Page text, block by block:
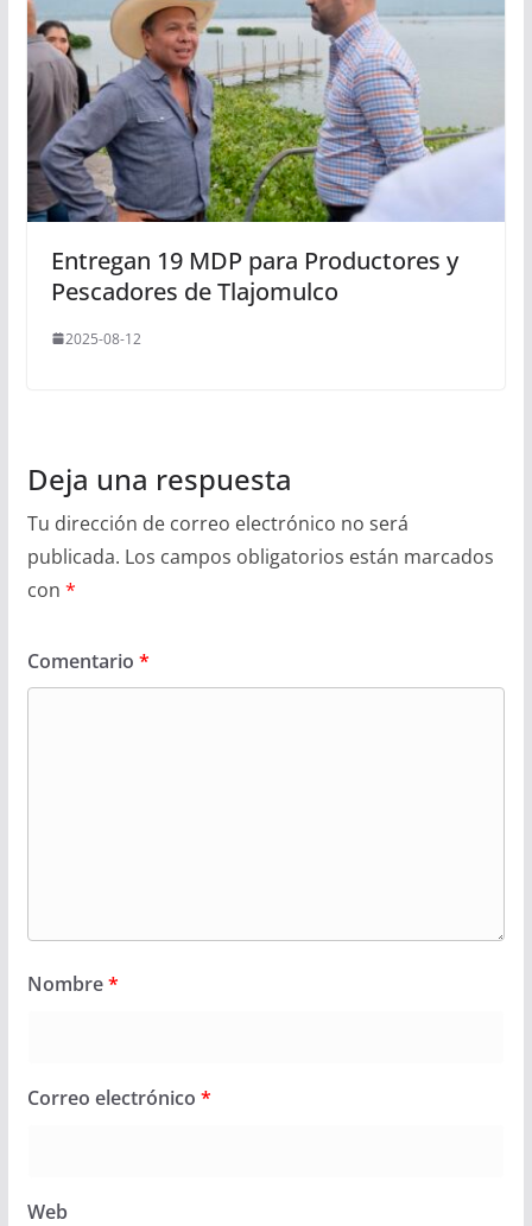
Entregan 19 MDP para Productores y
Pescadores de Tlajomulco
2025-08-12
Deja una respuesta
Tu dirección de correo electrónico no será
publicada. Los campos obligatorios están marcados
con *
Comentario *
Nombre*
Correo electrónico *
Web